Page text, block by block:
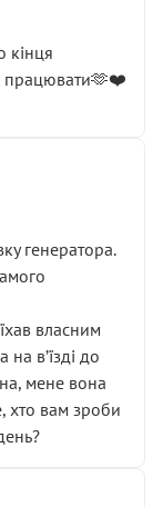
кінця
працювати🫶❤️
генератора.
власним
вʼїзді до
мене вона
хто вам зроби